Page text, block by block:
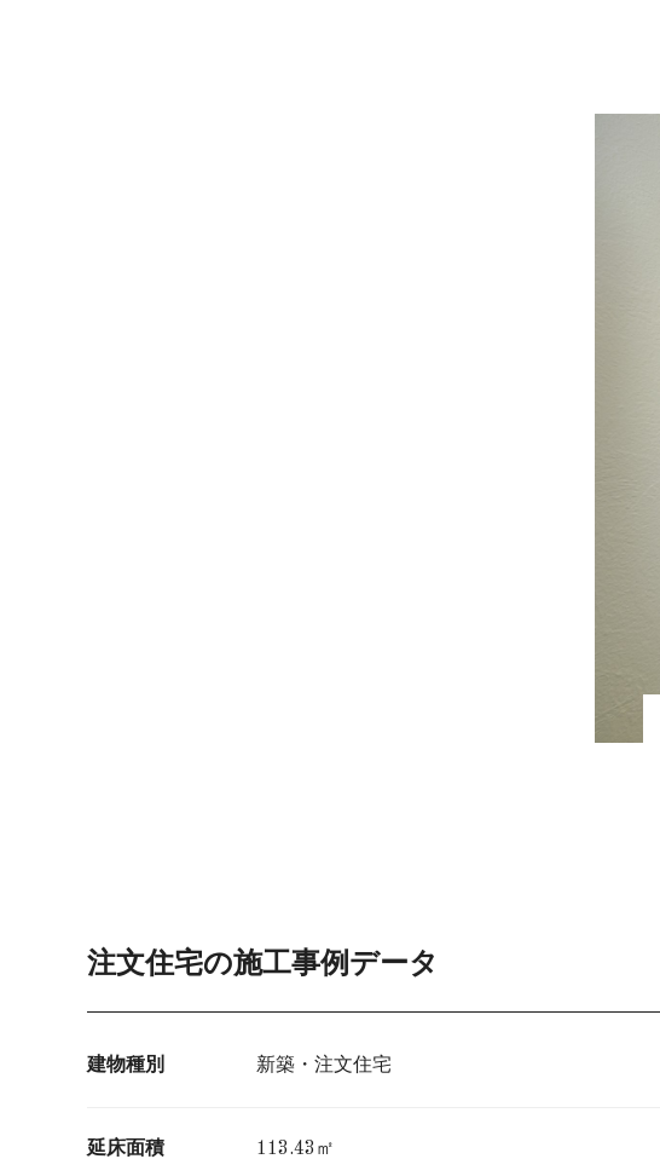
注文住宅の施工事例データ
建物種別 新築・注文住宅
延床面積 113.43㎡